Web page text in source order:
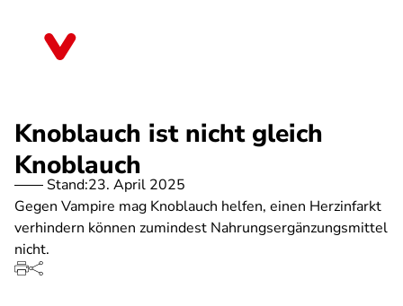
Knoblauch ist nicht gleich
Knoblauch
Stand:23. April 2025
Gegen Vampire mag Knoblauch helfen, einen Herzinfarkt
verhindern können zumindest Nahrungsergänzungsmittel
nicht.